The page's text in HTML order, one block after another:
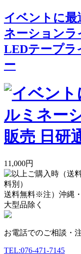
イベントに最
ネーションラ
LEDテープラ
ー
11,000円
送料無料※注）沖縄
大型品除く
お電話でのご相談・
TEL:076-471-7145